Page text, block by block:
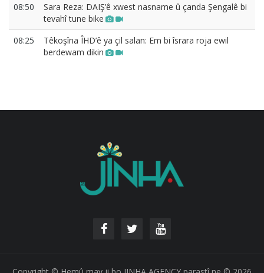
08:50
Sara Reza: DAIŞ’ê xwest nasname û çanda Şengalê bi
tevahî tune bike
08:25
Têkoşîna ÎHD’ê ya çil salan: Em bi îsrara roja ewil
berdewam dikin